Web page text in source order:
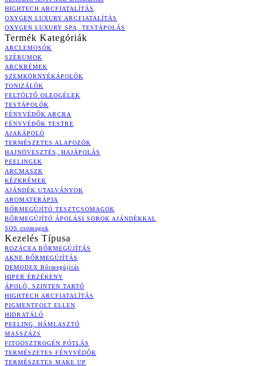
HIGHTECH ARCFIATALÍTÁS
OXYGEN LUXURY ARCFIATALÍTÁS
OXYGEN LUXURY SPA, TESTÁPOLÁS
Termék Kategóriák
ARCLEMOSÓK
SZÉRUMOK
ARCKRÉMEK
SZEMKÖRNYÉKÁPOLÓK
TONIZÁLÓK
FELTÖLTŐ OLEOGÉLEK
TESTÁPOLÓK
FÉNYVÉDŐK ARCRA
FÉNYVÉDŐK TESTRE
AJAKÁPOLÓ
TERMÉSZETES ALAPOZÓK
HAJNÖVESZTÉS, HAJÁPOLÁS
PEELINGEK
ARCMASZK
KÉZKRÉMEK
AJÁNDÉK UTALVÁNYOK
AROMATERÁPIA
BŐRMEGÚJÍTÓ TESZTCSOMAGOK
BŐRMEGÚJÍTÓ ÁPOLÁSI SOROK AJÁNDÉKKAL
SOS csomagok
Kezelés Típusa
ROZÁCEA BŐRMEGÚJÍTÁS
AKNE BŐRMEGÚJÍTÁS
DEMODEX Bőrmegújítás
HIPER ÉRZÉKENY
ÁPOLÓ, SZINTEN TARTÓ
HIGHTECH ARCFIATALÍTÁS
PIGMENTFOLT ELLEN
HIDRATÁLÓ
PEELING, HÁMLASZTÓ
MASSZÁZS
FITOÖSZTROGÉN PÓTLÁS
TERMÉSZETES FÉNYVÉDŐK
TERMÉSZETES MAKE UP